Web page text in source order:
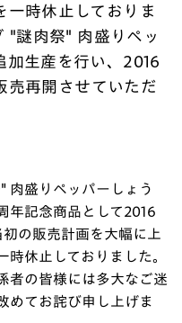
一時休止しておりま
"謎肉祭" 肉盛りペッ
加生産を行い、2016
売再開させていただ
肉盛りペッパーしょう
年記念商品として2016
の販売計画を大幅に上
時休止しておりました。
者の皆様には多大なご迷
めてお詫び申し上げま